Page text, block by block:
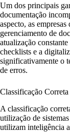
Um dos principais
documentação
aspecto, as
gerenciamento de
atualização
checklists e a
significativamente o
de erros.
Classificação
A classificação
utilização de
utilizam inteligência